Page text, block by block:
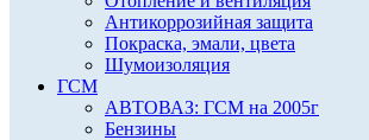
Антикоррозийная защита
Покраска, эмали, цвета
Шумоизоляция
ГСМ
АВТОВАЗ: ГСМ на 2005г
Бензины